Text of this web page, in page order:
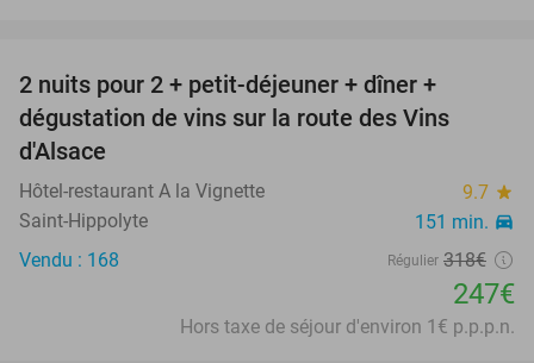
2 nuits pour 2 + petit-déjeuner + dîner +
dégustation de vins sur la route des Vins
d'Alsace
Hôtel-restaurant A la Vignette 9.7 star
Saint-Hippolyte 151 min. directions_car
Vendu : 168 Régulier 318€
247€
Hors taxe de séjour d'environ 1€ p.p.p.n.